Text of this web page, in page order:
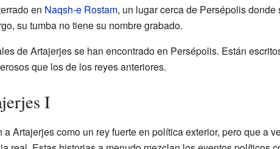
en Naqsh-e Rostam, un lugar cerca de Persépolis
su tumba no tiene su nombre grabado.
de Artajerjes se han encontrado en Persépolis. Están
que los de los reyes anteriores.
I
Artajerjes como un rey fuerte en política exterior, pero que a